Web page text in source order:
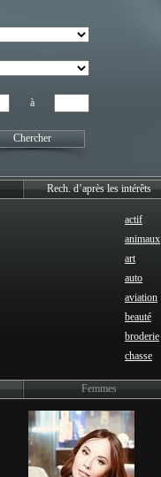
à
Chercher
Rech. d’après les intérêts
actif
animaux
art
auto
aviation
beauté
broderie
chasse
Femmes